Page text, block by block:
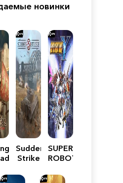
новинки
Sudden
Strike
SUPER
ROBOT
Y